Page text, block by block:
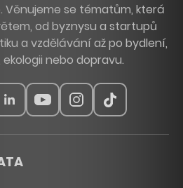
Věnujeme se tématům, která
od byznysu a startupů
a vzdělávání až po bydlení,
nebo dopravu.